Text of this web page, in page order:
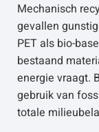
Mechanisch
gevallen
PET als bio-
bestaand
energie vraagt.
gebruik van
totale